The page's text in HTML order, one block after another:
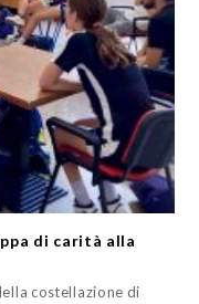
di carità alla
costellazione di